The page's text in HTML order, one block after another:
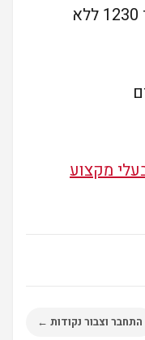
מיידי עם מוקד ידידים במספר 1230 ללא
מקצוע
התחבר וצבור נקודות ←